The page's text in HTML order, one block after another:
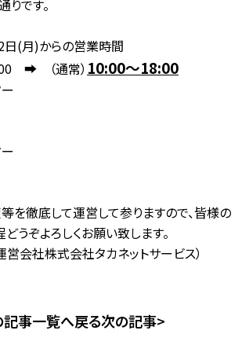
784-893
時間】10:00-17:00(土日祝休み)
です。
日(月)からの営業時間
➡ （通常） 10:00～18:00
を徹底して運営して参りますので、皆様の
うぞよろしくお願い致します。
営会社株式会社タカネットサービス）
記事一覧へ戻る次の記事>